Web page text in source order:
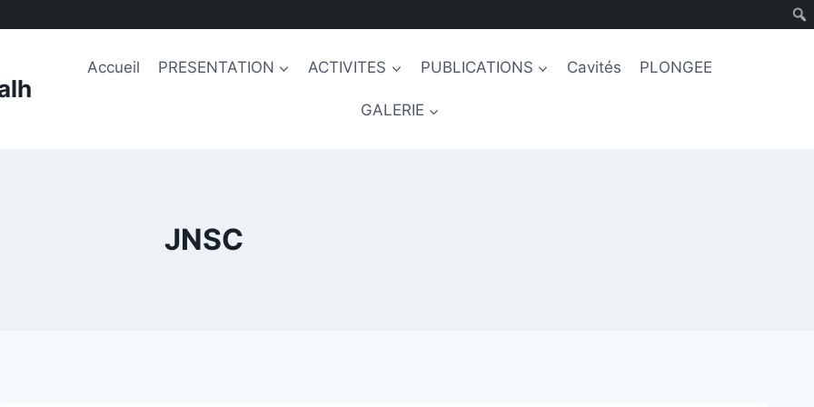
Accueil PRESENTATION ACTIVITES PUBLICATIONS Cavités PLONGEE
GALERIE
JNSC